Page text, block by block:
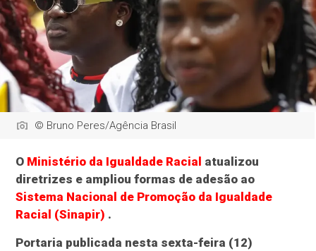
© Bruno Peres/Agência Brasil
O Ministério da Igualdade Racial atualizou
diretrizes e ampliou formas de adesão ao
Sistema Nacional de Promoção da Igualdade
Racial (Sinapir) .
Portaria publicada nesta sexta-feira (12)